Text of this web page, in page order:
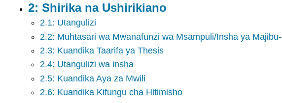
2: Shirika na Ushirikiano
2.1: Utangulizi
2.2: Muhtasari wa Mwanafunzi wa Msampuli/Insha ya Majibu-
2.3: Kuandika Taarifa ya Thesis
2.4: Utangulizi wa insha
2.5: Kuandika Aya za Mwili
2.6: Kuandika Kifungu cha Hitimisho